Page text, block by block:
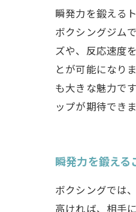
瞬発力を鍛える
ボクシングジム
ズや、反応速度
とが可能になり
も大きな魅力で
ップが期待でき
瞬発力を鍛える
ボクシングでは
高ければ、相手